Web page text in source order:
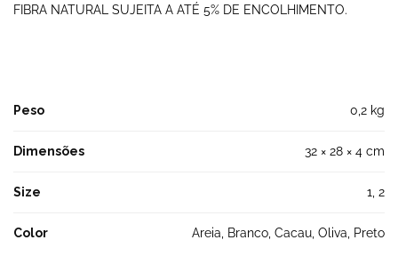
FIBRA NATURAL SUJEITA A ATÉ 5% DE ENCOLHIMENTO.
Peso 0,2 kg
Dimensões 32 × 28 × 4 cm
Size 1, 2
Color Areia, Branco, Cacau, Oliva, Preto